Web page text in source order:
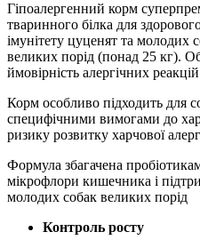
Гіпоалергенний корм
тваринного білка для
імунітету цуценят та молодих
великих порід (понад 25 кг).
ймовірність алергічних
Корм особливо підходить для
специфічними вимогами до
ризику розвитку харчової
Формула збагачена
мікрофлори кишечника і
молодих собак великих порід
Контроль росту